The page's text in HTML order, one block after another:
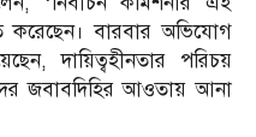
করেছেন। বারবার অভিযোগ
দায়িত্বহীনতার পরিচয়
জবাবদিহির আওতায় আনা